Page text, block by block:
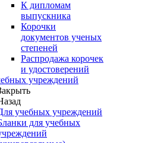
К дипломам
выпускника
Корочки
документов ученых
степеней
Распродажа корочек
и удостоверений
учреждений
учебных учреждений
для учебных